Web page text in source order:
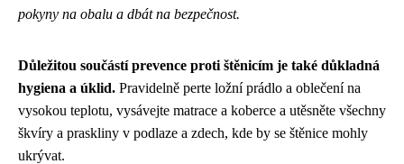
pokyny na obalu a dbát na bezpečnost.
Důležitou součástí prevence proti štěnicím je také důkladná
hygiena a úklid. Pravidelně perte ložní prádlo a oblečení na
vysokou teplotu, vysávejte matrace a koberce a utěsněte všechny
škvíry a praskliny v podlaze a zdech, kde by se štěnice mohly
ukrývat.